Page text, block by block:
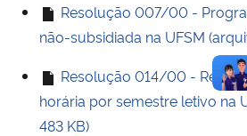
Resolução 007/00 -
não-subsidiada na UFSM
Resolução 014/00 -
horária por semestre letivo na
483 KB)